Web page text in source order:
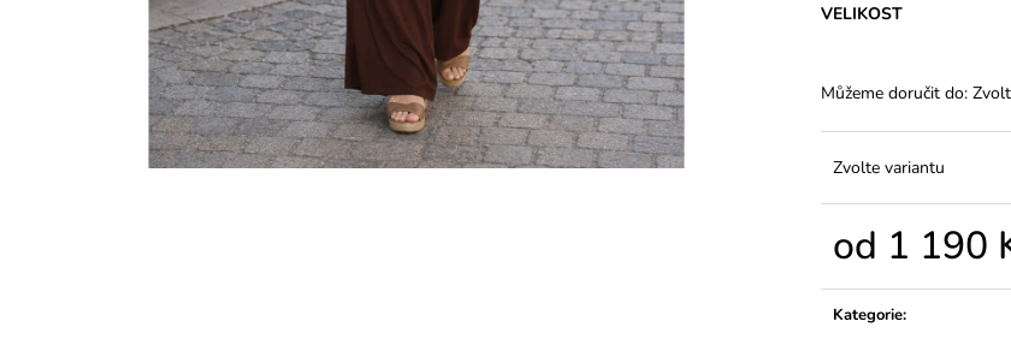
VELIKOST
Můžeme doručit do:
Zvolte variantu
od 1 190
Kategorie: